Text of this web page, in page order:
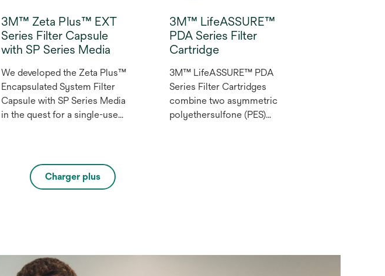
3M™ Zeta Plus™ EXT
Series Filter Capsule
with SP Series Media
We developed the Zeta Plus™
Encapsulated System Filter
Capsule with SP Series Media
in the quest for a single-use
the proven performance of
our depth filter media.
3M™ LifeASSURE™
PDA Series Filter
Cartridge
3M™ LifeASSURE™ PDA
Series Filter Cartridges
combine two asymmetric
polyethersulfone (PES)
Charger plus